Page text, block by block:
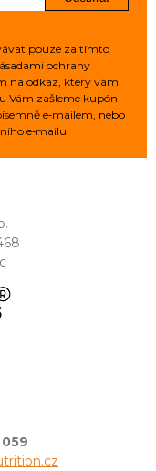
pouze za tímto
ochrany
na odkaz, který vám
Vám zašleme kupón
e‑mailem, nebo
e‑mailu.